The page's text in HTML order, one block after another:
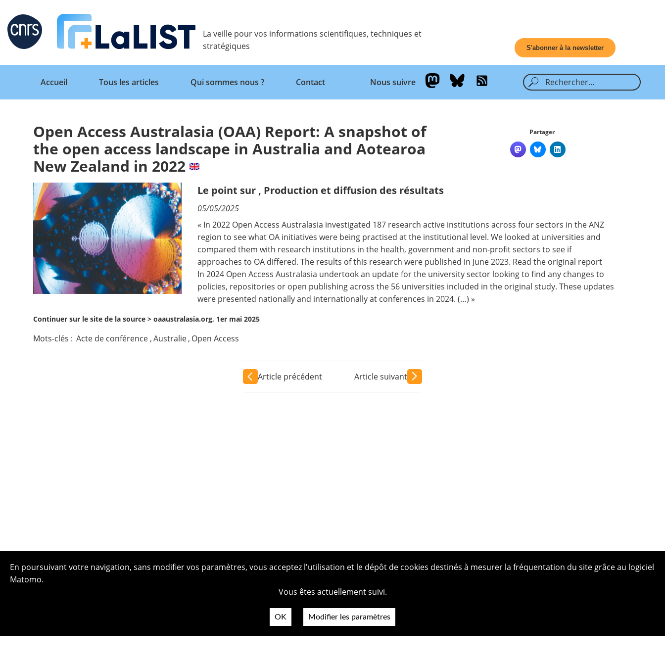
Retour
Accueil
Tous les articles
Qui sommes nous ?
Contact
Nous suivre
La veille pour vos informations scientifiques, techniques et
stratégiques
S'abonner à la newsletter
Retour
Accueil
Tous les articles Qui sommes nous ? Contact Nous suivre
Open Access Australasia (OAA) Report: A snapshot of
the open access landscape in Australia and Aotearoa
New Zealand in 2022
Partager
Le point sur , Production et diffusion des résultats
05/05/2025
« In 2022 Open Access Australasia investigated 187 research active institutions across four sectors in the ANZ
region to see what OA initiatives were being practised at the institutional level. We looked at universities and
compared them with research institutions in the health, government and non-profit sectors to see if
approaches to OA differed. The results of this research were published in June 2023. Read the original report
In 2024 Open Access Australasia undertook an update for the university sector looking to find any changes to
policies, repositories or open publishing across the 56 universities included in the original study. These updates
were presented nationally and internationally at conferences in 2024. (…) »
Continuer sur le site de la source >oaaustralasia.org, 1er mai 2025
Mots-clés : Acte de conférence ,Australie, Open Access
Article précédent Article suivant
En poursuivant votre navigation, sans modifier vos paramètres, vous acceptez l'utilisation et le dépôt de cookies destinés à mesurer la fréquentation du site grâce au logiciel
Matomo.
Vous êtes actuellement suivi.
OK Modifier les paramètres